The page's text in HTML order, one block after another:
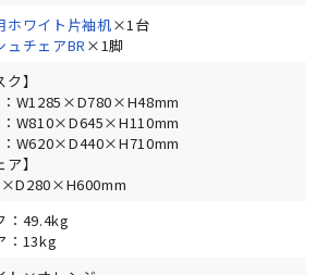
ホワイト片袖机×1台
ュチェアBR ×1脚
ク】
W1285×D780×H48mm
W810×D645×H110mm
W620×D440×H710mm
ア】
：49.4kg
：13kg